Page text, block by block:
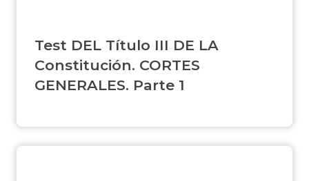
Test DEL Título III DE LA
Constitución. CORTES
GENERALES. Parte 1